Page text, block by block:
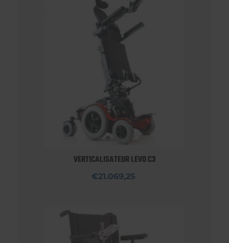
VERTICALISATEUR LEVO C3
€21.069,25